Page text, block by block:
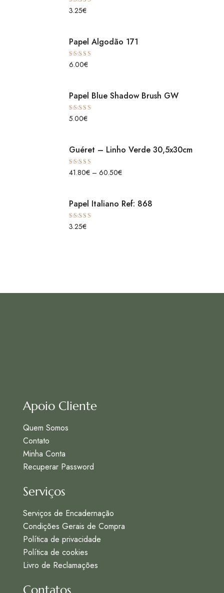
Avaliação
5.00de 5
3.25€
Papel Algodão 171
Avaliação
5.00 de 5
6.00€
Papel Blue Shadow Brush GW
Avaliação
5.00 de 5
5.00€
Guéret – Linho Verde 30,5x30cm
Avaliação
5.00de 5
41.80€ – 60.50€
Papel Italiano Ref: 868
Avaliação
5.00de 5
3.25€
Apoio Cliente
Quem Somos
Contato
Minha Conta
Recuperar Password
Serviços
Serviços de Encadernação
Condições Gerais de Compra
Política de privacidade
Política de cookies
Livro de Reclamações